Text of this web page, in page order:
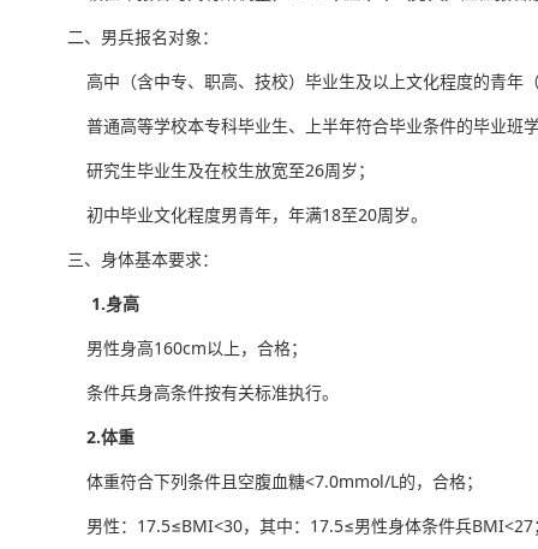
二、男兵报名对象：
高中（含中专、职高、技校）毕业生及以上文化程度的青年
普通高等学校本专科毕业生、上半年符合毕业条件的毕业班
研究生毕业生及在校生放宽至26周岁；
初中毕业文化程度男青年，年满18至20周岁。
三、身体基本要求：
1.身高
男性身高160cm以上，合格；
条件兵身高条件按有关标准执行。
2.体重
体重符合下列条件且空腹血糖<7.0mmol/L的，合格；
男性：17.5≤BMI<30，其中：17.5≤男性身体条件兵BMI<27